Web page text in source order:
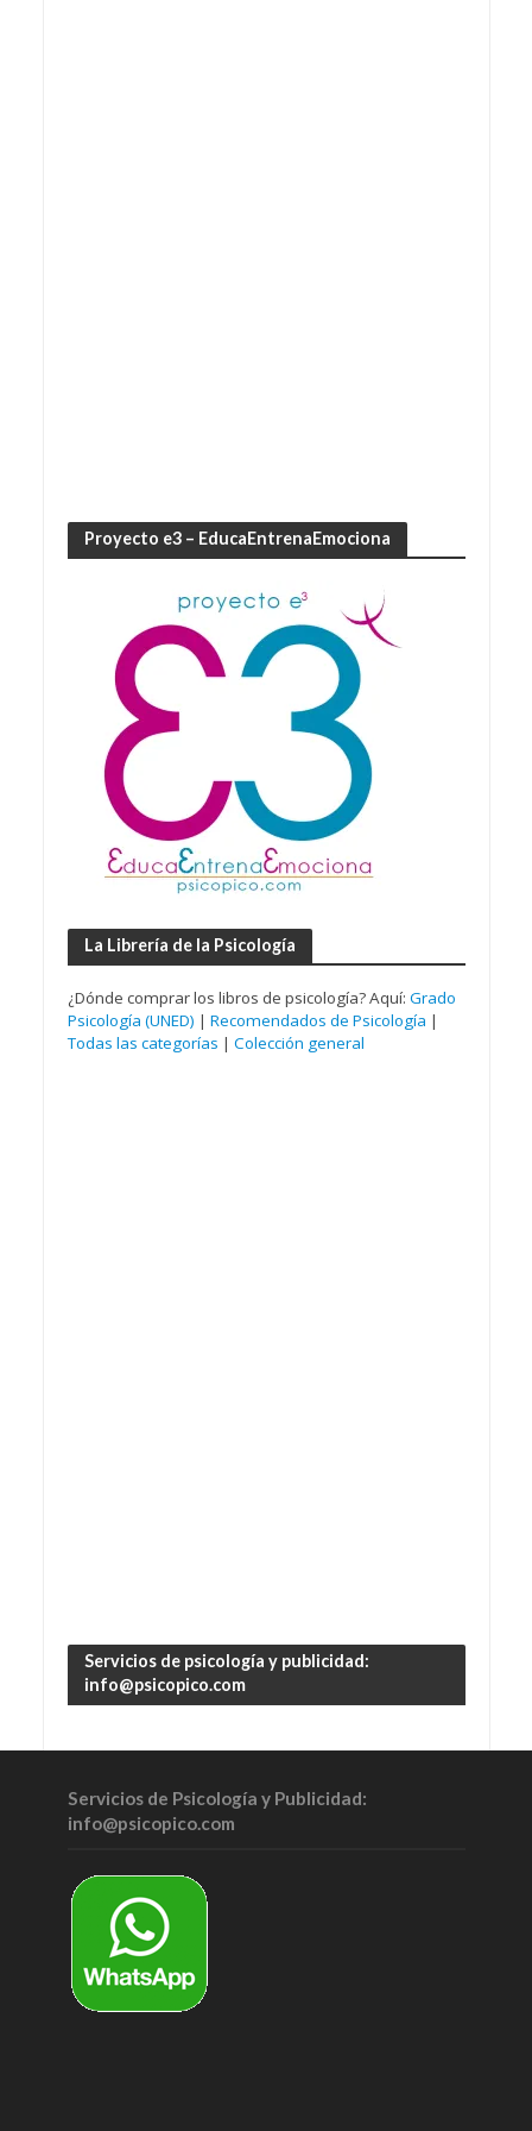
Proyecto e3 – EducaEntrenaEmociona
La Librería de la Psicología
¿Dónde comprar los libros de psicología? Aquí: Grado
Psicología (UNED) | Recomendados de Psicología |
Todas las categorías | Colección general
Servicios de psicología y publicidad:
info@psicopico.com
Servicios de Psicología y Publicidad:
info@psicopico.com